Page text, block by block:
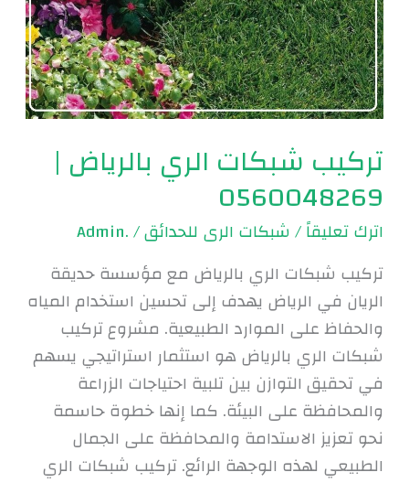
تركيب شبكات الري بالرياض |
0560048269
اترك تعليقاً/شبكات الرى للحدائق/
.Admin
تركيب شبكات الري بالرياض مع مؤسسة حديقة
الريان في الرياض يهدف إلى تحسين استخدام المياه
والحفاظ على الموارد الطبيعية. مشروع تركيب
شبكات الري بالرياض هو استثمار استراتيجي يسهم
في تحقيق التوازن بين تلبية احتياجات الزراعة
والمحافظة على البيئة. كما إنها خطوة حاسمة
نحو تعزيز الاستدامة والمحافظة على الجمال
الطبيعي لهذه الوجهة الرائع. تركيب شبكات الري